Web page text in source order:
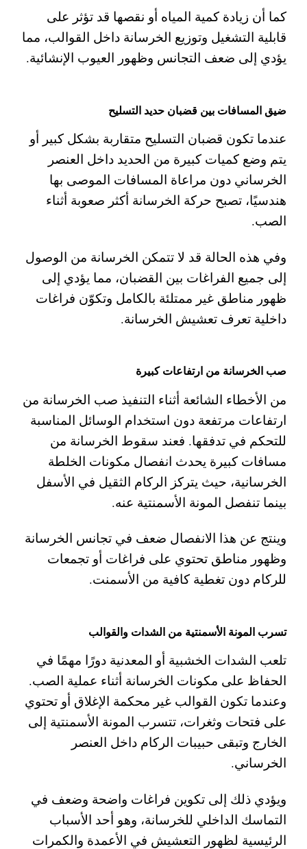
كما أن زيادة كمية المياه أو نقصها قد تؤثر على
قابلية التشغيل وتوزيع الخرسانة داخل القوالب، مما
يؤدي إلى ضعف التجانس وظهور العيوب الإنشائية.
ضيق المسافات بين قضبان حديد التسليح
عندما تكون قضبان التسليح متقاربة بشكل كبير أو
يتم وضع كميات كبيرة من الحديد داخل العنصر
الخرساني دون مراعاة المسافات الموصى بها
هندسيًا، تصبح حركة الخرسانة أكثر صعوبة أثناء
الصب.
وفي هذه الحالة قد لا تتمكن الخرسانة من الوصول
إلى جميع الفراغات بين القضبان، مما يؤدي إلى
ظهور مناطق غير ممتلئة بالكامل وتكوّن فراغات
داخلية تعرف تعشيش الخرسانة.
صب الخرسانة من ارتفاعات كبيرة
من الأخطاء الشائعة أثناء التنفيذ صب الخرسانة من
ارتفاعات مرتفعة دون استخدام الوسائل المناسبة
للتحكم في تدفقها. فعند سقوط الخرسانة من
مسافات كبيرة يحدث انفصال مكونات الخلطة
الخرسانية، حيث يتركز الركام الثقيل في الأسفل
بينما تنفصل المونة الأسمنتية عنه.
وينتج عن هذا الانفصال ضعف في تجانس الخرسانة
وظهور مناطق تحتوي على فراغات أو تجمعات
للركام دون تغطية كافية من الأسمنت.
تسرب المونة الأسمنتية من الشدات والقوالب
تلعب الشدات الخشبية أو المعدنية دورًا مهمًا في
الحفاظ على مكونات الخرسانة أثناء عملية الصب.
وعندما تكون القوالب غير محكمة الإغلاق أو تحتوي
على فتحات وثغرات، تتسرب المونة الأسمنتية إلى
الخارج وتبقى حبيبات الركام داخل العنصر
الخرساني.
ويؤدي ذلك إلى تكوين فراغات واضحة وضعف في
التماسك الداخلي للخرسانة، وهو أحد الأسباب
الرئيسية لظهور التعشيش في الأعمدة والكمرات